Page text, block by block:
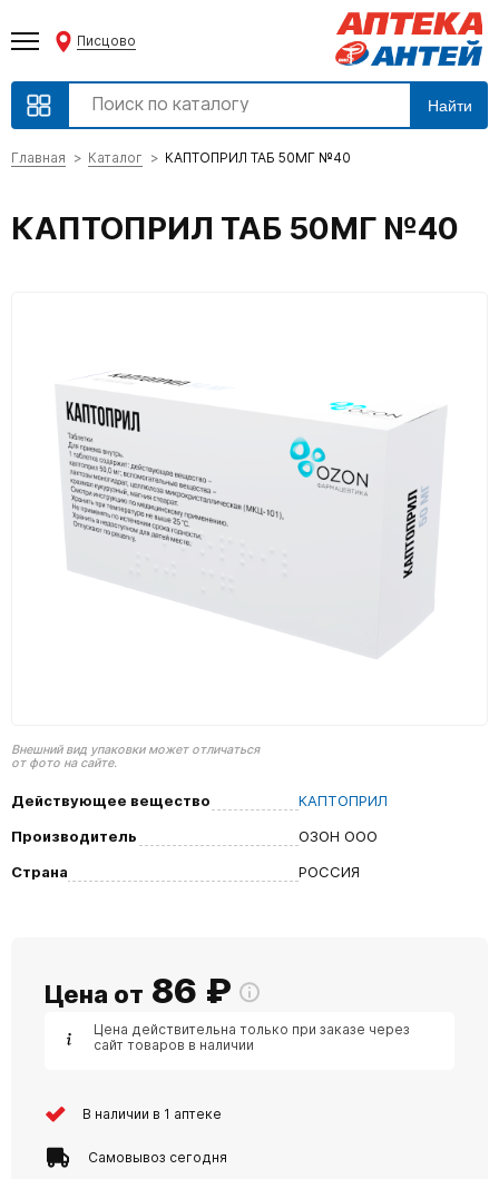
Писцово
Найти
Главная Каталог КАПТОПРИЛ ТАБ 50МГ №40
КАПТОПРИЛ ТАБ 50МГ №40
Внешний вид упаковки может отличаться
от фото на сайте.
Действующее вещество
КАПТОПРИЛ
Производитель
ОЗОН ООО
Страна
РОССИЯ
Цена от 86 ₽
Цена действительна только при заказе через
сайт товаров в наличии
В наличии в 1 аптеке
Самовывоз сегодня